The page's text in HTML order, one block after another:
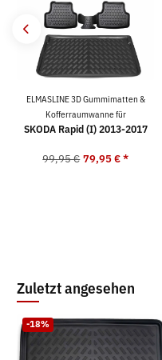
ELMASLINE 3D Gummimatten &
Kofferraumwanne für
SKODA Rapid (I) 2013-2017
99,95 € 79,95 €*
Zuletzt angesehen
-18%